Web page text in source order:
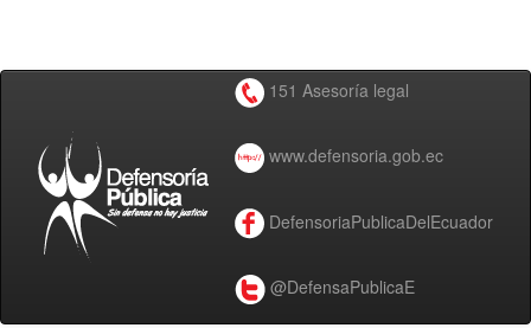
151 Asesoría legal
www.defensoria.gob.ec
DefensoriaPublicaDelEcuador
@DefensaPublicaE